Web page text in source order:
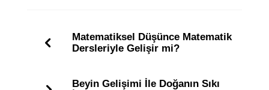
Matematiksel Düşünce Matematik
Dersleriyle Gelişir mi?
Beyin Gelişimi İle Doğanın Sıkı